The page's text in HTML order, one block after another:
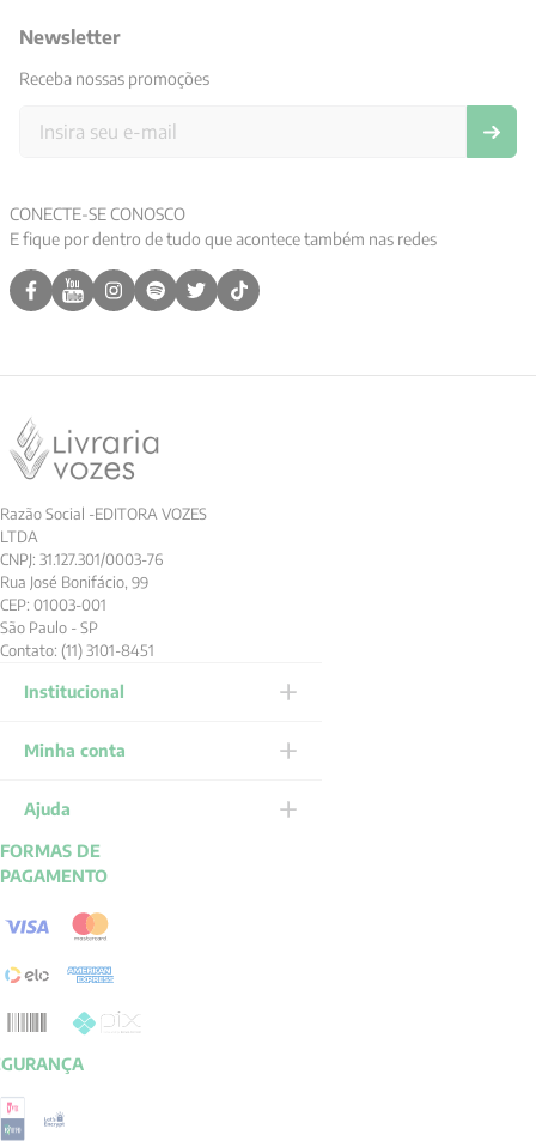
Newsletter
Receba nossas promoções
CONECTE-SE CONOSCO
E fique por dentro de tudo que acontece também nas redes
Razão Social -EDITORA VOZES
LTDA
CNPJ: 31.127.301/0003-76
Rua José Bonifácio, 99
CEP: 01003-001
São Paulo - SP
Contato: (11) 3101-8451
Institucional
Minha conta
Ajuda
FORMAS DE
PAGAMENTO